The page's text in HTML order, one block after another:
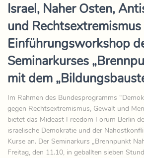
Israel, Naher Osten,
und Rechtsextremismus
Einführungsworkshop
Seminarkurses
mit dem
Im Rahmen des Bundesprogramms
gegen Rechtsextremismus, Gewalt und
bietet das Mideast Freedom Forum Berlin
israelische Demokratie und der
Kurse an. Der Seminarkurs „Brennpunkt
Freitag, den 11.10, in geballten sieben